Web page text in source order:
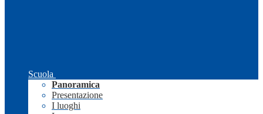
Scuola
Panoramica
Presentazione
I luoghi